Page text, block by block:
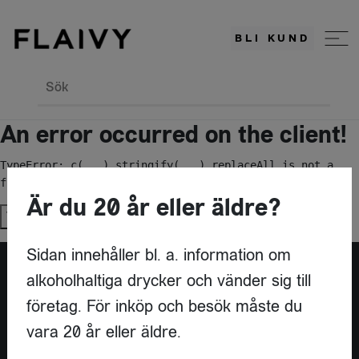
BLI KUND
Sök
An error occurred on the client!
TypeError: c(...).stringify(...).replaceAll is not a
function
Try again
Är du leverantör?
Är du 20 år eller äldre?
Sidan innehåller bl. a. information om
alkoholhaltiga drycker och vänder sig till
företag. För inköp och besök måste du
vara 20 år eller äldre.